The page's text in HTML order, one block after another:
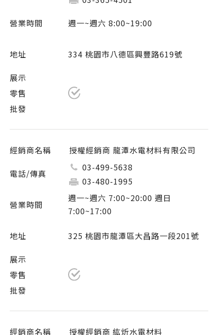
週一~週六 8:00~19:00
334 桃園市八德區興豐路619號
授權經銷商 龍潭水電材料有限公司
03-499-5638
03-480-1995
週一~週六 7:00~20:00 週日
7:00~17:00
325 桃園市龍潭區大昌路一段201號
授權經銷商 紘炘水電材料